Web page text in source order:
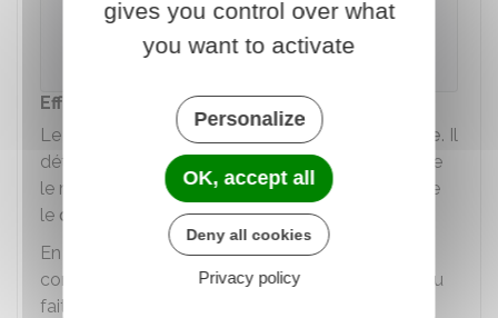
séparés durant le mariage, ils n'ont pas à
liquider leur régime matrimonial.
Effets sur les enfants
Le
statue sur l'exercice de l'autorité parentale. Il
détermine le
lieu de résidence des enfants
. Il fixe
le montant de la pension alimentaire
, et organise
le droit de visite et d'hébergement
En cas de grossesse pendant la séparation de
corps, la
présomption de paternité
est écartée du
fait de l'absence de cohabitation.
gives you control over what
you want to activate
Personalize
OK, accept all
Deny all cookies
Privacy policy